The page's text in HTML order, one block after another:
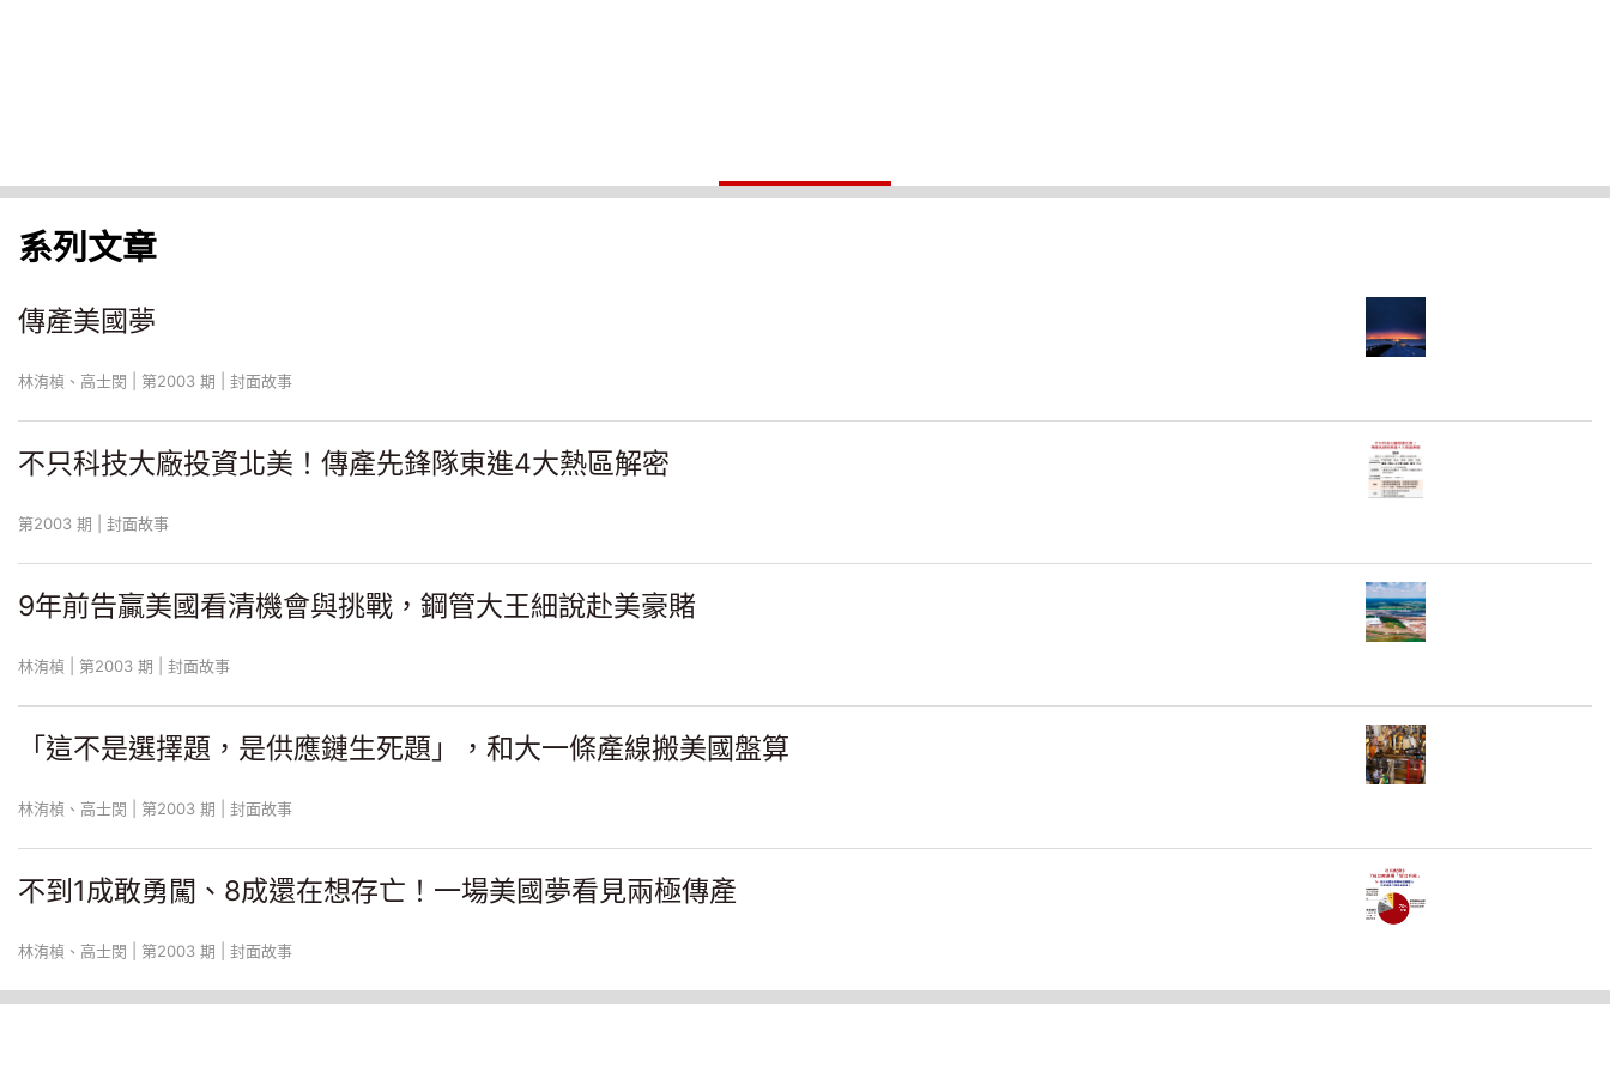
系列文章
傳產美國夢
林洧楨、高士閔 | 第2003 期 | 封面故事
不只科技大廠投資北美！傳產先鋒隊東進4大熱區解密
第2003 期 | 封面故事
9年前告贏美國看清機會與挑戰，鋼管大王細說赴美豪賭
林洧楨 | 第2003 期 | 封面故事
「這不是選擇題，是供應鏈生死題」，和大一條產線搬美國盤算
林洧楨、高士閔 | 第2003 期 | 封面故事
不到1成敢勇闖、8成還在想存亡！一場美國夢看見兩極傳產
林洧楨、高士閔 | 第2003 期 | 封面故事